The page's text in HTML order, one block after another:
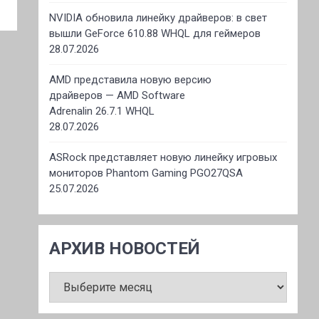
NVIDIA обновила линейку драйверов: в свет
вышли GeForce 610.88 WHQL для геймеров
28.07.2026
AMD представила новую версию
драйверов — AMD Software
Adrenalin 26.7.1 WHQL
28.07.2026
ASRock представляет новую линейку игровых
мониторов Phantom Gaming PGO27QSA
25.07.2026
АРХИВ НОВОСТЕЙ
НОВОСТЕЙ